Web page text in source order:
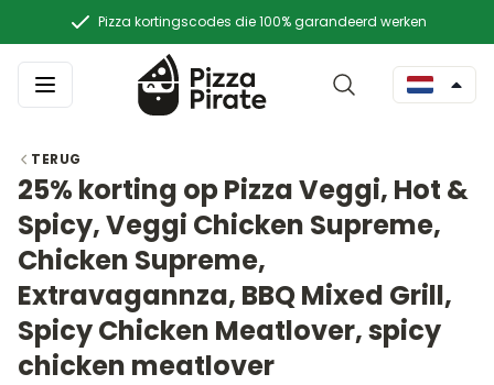
Pizza kortingscodes die 100% garandeerd werken
TERUG
25% korting op Pizza Veggi, Hot &
Spicy, Veggi Chicken Supreme,
Chicken Supreme,
Extravagannza, BBQ Mixed Grill,
Spicy Chicken Meatlover, spicy
chicken meatlover